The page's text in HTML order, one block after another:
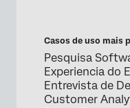
Casos de uso mais
Pesquisa
Experiencia do
Entrevista de
Customer